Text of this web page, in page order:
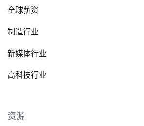
全球薪资
制造行业
新媒体行业
高科技行业
资源